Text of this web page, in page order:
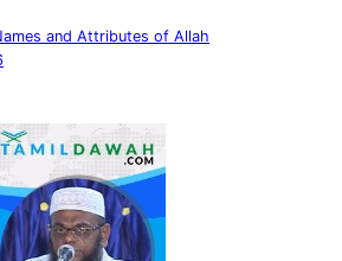
and Attributes of Allah